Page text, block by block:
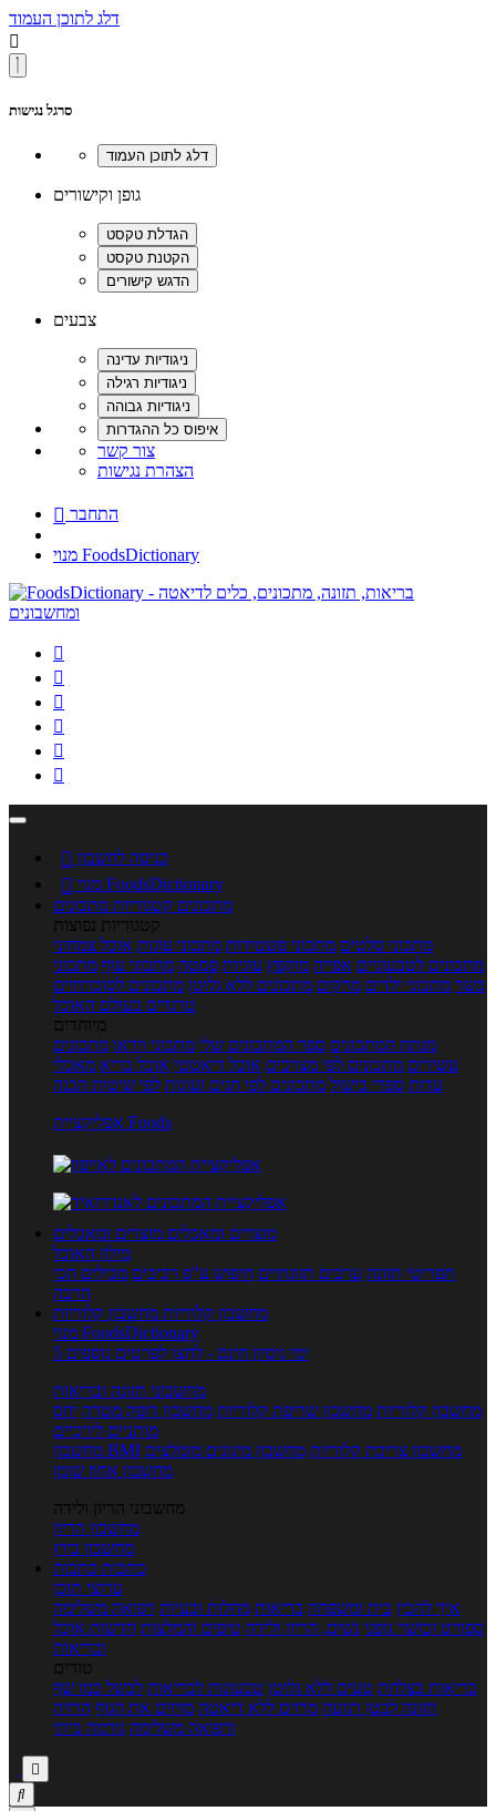
דלג לתוכן העמוד

סרגל נגישות
גופן וקישורים
צבעים
צור קשר
הצהרת נגישות
 התחבר
מנוי FoodsDictionary






 כניסה לחשבון

מנוי FoodsDictionary
מתכונים קטגוריות מתכונים
קטגוריות נפוצות
מתכוני סלטים מתכוני פשטידות מתכוני עוגות אוכל צמחוני
מתכונים לטבעוניים אפייה מוקפץ עוגיות פסטה מתכוני עוף מתכוני
בשר מתכוני ילדים מרקים מתכונים ללא גלוטן מתכונים לסוכרתיים
טרנדים בעולם האוכל
מיוחדים
מנתח המתכונים ספר המתכונים שלי מתכוני וידאו מתכונים
עשירים מתכונים לפי מצרכים אוכל דיאטטי אוכל בריא מאכלי
עדות ספרי בישול מתכונים לפי חגים ועונות לפי שיטות הכנה
אפליקציית Foods
מוצרים ומאכלים מוצרים ומאכלים
מילון האוכל
תפריטי תזונה ערכים תזונתיים חיפוש ע"פ רכיבים מכילים הכי
הרבה
מחשבון קלוריות מחשבון קלוריות
מנוי FoodsDictionary
5 ימי ניסיון חינם - לחצו לפרטים נוספים
מחשבוני תזונה ובריאות
מחשבון קלוריות מחשבון שריפת קלוריות מחשבון דופק מטרה יחס
מותניים לירכיים
מחשבון BMI
מחשבון צריכת קלוריות מחשבון מינונים מומלצים
מחשבון אחוז שומן
מחשבוני הריון ולידה
מחשבון הריון
מחשבון ביוץ
כתבות כתבות
ערוצי תוכן
איך להכין בית ומשפחה בריאות מחלות ובעיות רפואה משלימה
ספורט וכושר גופני נשים, הריון ולידה טיפים והמלצות חדשות אוכל
ובריאות
טורים
בריאות בצלחת טעים ללא גלוטן טבעונות לבריאות לבשל כמו שף
תזונה לבטן רגועה מרזים ללא דיאטה מזיזים את הגוף הרזיה
ורפואה משלימה גורמה ביתי

